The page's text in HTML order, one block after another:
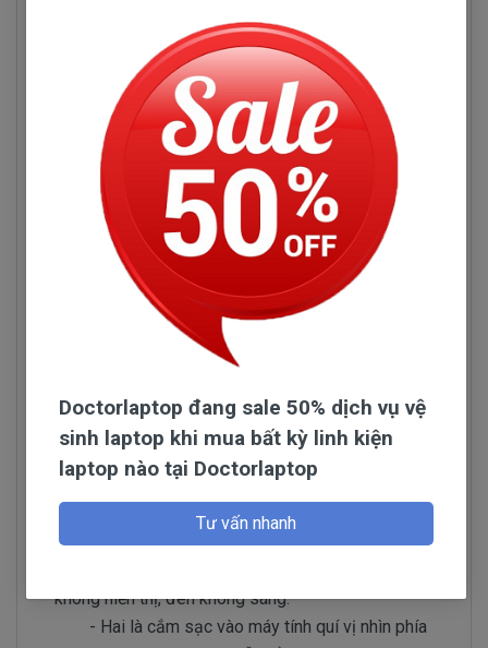
Chúng tôi tuyệt đối không nhậpSạc HPchất lượng
thấp, vì sạc sử dụng hàng ngày và lâu dài. Nên sạc
phải có chất lượng thì mới bền được nhé quí vị.
Tuyệt đối là không.
Đội ngũ nhập sạc của Doctorlaptop làm việc rất
chăm chỉ test sạc HP và kiểm tra sạc liên tục để
chỉ tuyển chọn những nhà phân phối sạc có uy tín và
chuyên sản xuất sạc chất lượng tốt.
Những hư hỏng thường gặp
Sạc HP Pavilion 14-AL114TU bị hư làm sao
chúng ta nhận biết?
Có 3 cách để nhận biết sạc HP bị hư
không hiển thị, đèn không sáng.
- Hai là cắm sạc vào máy tính quí vị nhìn phía
Doctorlaptop đang sale 50% dịch vụ vệ
sinh laptop khi mua bất kỳ linh kiện
laptop nào tại Doctorlaptop
Tư vấn nhanh